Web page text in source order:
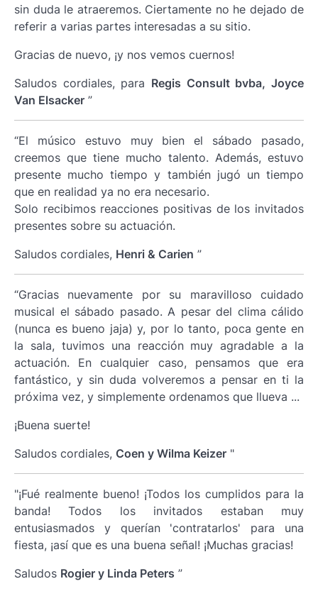
sin duda le atraeremos. Ciertamente no he dejado de
referir a varias partes interesadas a su sitio.
Gracias de nuevo, ¡y nos vemos cuernos!
Saludos cordiales, para Regis Consult bvba, Joyce
Van Elsacker ”
“El músico estuvo muy bien el sábado pasado,
creemos que tiene mucho talento. Además, estuvo
presente mucho tiempo y también jugó un tiempo
que en realidad ya no era necesario.
Solo recibimos reacciones positivas de los invitados
presentes sobre su actuación.
Saludos cordiales, Henri & Carien ”
“Gracias nuevamente por su maravilloso cuidado
musical el sábado pasado. A pesar del clima cálido
(nunca es bueno jaja) y, por lo tanto, poca gente en
la sala, tuvimos una reacción muy agradable a la
actuación. En cualquier caso, pensamos que era
fantástico, y sin duda volveremos a pensar en ti la
próxima vez, y simplemente ordenamos que llueva ...
¡Buena suerte!
Saludos cordiales, Coen y Wilma Keizer "
"¡Fué realmente bueno! ¡Todos los cumplidos para la
banda! Todos los invitados estaban muy
entusiasmados y querían 'contratarlos' para una
fiesta, ¡así que es una buena señal! ¡Muchas gracias!
Saludos Rogier y Linda Peters ”